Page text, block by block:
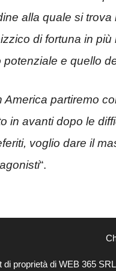
alla quale si
di fortuna in
e quello
America partiremo
in avanti dopo le
voglio dare il
“.
di proprietà di WEB 365